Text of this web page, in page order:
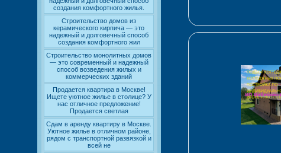
создания комфортного жилья.
Строительство домов из
керамического кирпича — это
надежный и долговечный способ
создания комфортного жил
Строительство монолитных домов
— это современный и надежный
способ возведения жилых и
коммерческих зданий
Продается квартира в Москве!
Ищете уютное жилье в столице? У
нас отличное предложение!
Продается светлая
Сдам в аренду квартиру в Москве.
Уютное жилье в отличном районе,
рядом с транспортной развязкой и
всей не